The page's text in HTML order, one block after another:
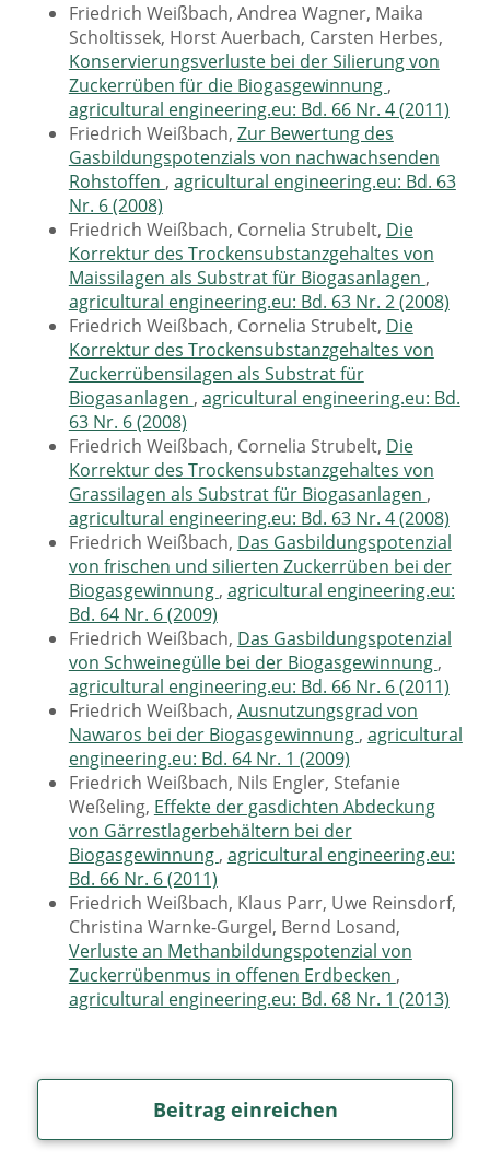
Friedrich Weißbach, Andrea Wagner, Maika
Scholtissek, Horst Auerbach, Carsten Herbes,
Konservierungsverluste bei der Silierung von
Zuckerrüben für die Biogasgewinnung ,
agricultural engineering.eu: Bd. 66 Nr. 4 (2011)
Friedrich Weißbach, Zur Bewertung des
Gasbildungspotenzials von nachwachsenden
Rohstoffen , agricultural engineering.eu: Bd. 63
Nr. 6 (2008)
Friedrich Weißbach, Cornelia Strubelt, Die
Korrektur des Trockensubstanzgehaltes von
Maissilagen als Substrat für Biogasanlagen ,
agricultural engineering.eu: Bd. 63 Nr. 2 (2008)
Friedrich Weißbach, Cornelia Strubelt, Die
Korrektur des Trockensubstanzgehaltes von
Zuckerrübensilagen als Substrat für
Biogasanlagen , agricultural engineering.eu: Bd.
63 Nr. 6 (2008)
Friedrich Weißbach, Cornelia Strubelt, Die
Korrektur des Trockensubstanzgehaltes von
Grassilagen als Substrat für Biogasanlagen ,
agricultural engineering.eu: Bd. 63 Nr. 4 (2008)
Friedrich Weißbach, Das Gasbildungspotenzial
von frischen und silierten Zuckerrüben bei der
Biogasgewinnung , agricultural engineering.eu:
Bd. 64 Nr. 6 (2009)
Friedrich Weißbach, Das Gasbildungspotenzial
von Schweinegülle bei der Biogasgewinnung ,
agricultural engineering.eu: Bd. 66 Nr. 6 (2011)
Friedrich Weißbach, Ausnutzungsgrad von
Nawaros bei der Biogasgewinnung , agricultural
engineering.eu: Bd. 64 Nr. 1 (2009)
Friedrich Weißbach, Nils Engler, Stefanie
Weßeling, Effekte der gasdichten Abdeckung
von Gärrestlagerbehältern bei der
Biogasgewinnung , agricultural engineering.eu:
Bd. 66 Nr. 6 (2011)
Friedrich Weißbach, Klaus Parr, Uwe Reinsdorf,
Christina Warnke-Gurgel, Bernd Losand,
Verluste an Methanbildungspotenzial von
Zuckerrübenmus in offenen Erdbecken ,
agricultural engineering.eu: Bd. 68 Nr. 1 (2013)
Beitrag einreichen